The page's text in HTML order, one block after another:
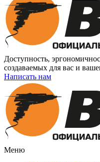
Доступность,
создаваемых для вас и
Написать нам
Меню